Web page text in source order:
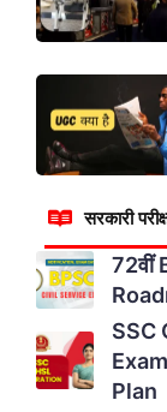
सरकारी
72वीं
SSC
Plan